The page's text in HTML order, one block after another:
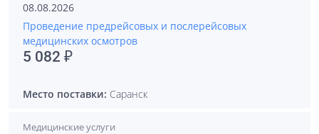
08.08.2026
Проведение предрейсовых и послерейсовых
медицинских осмотров
5 082 ₽
Место поставки: Саранск
Медицинские услуги